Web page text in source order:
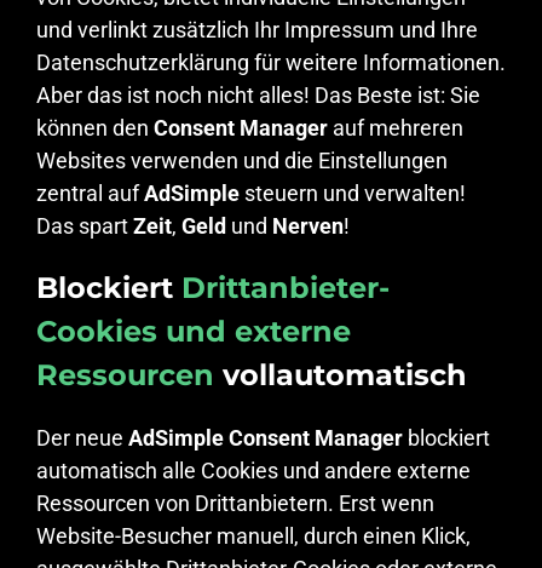
und verlinkt zusätzlich Ihr Impressum und Ihre
Datenschutzerklärung für weitere Informationen.
Aber das ist noch nicht alles! Das Beste ist: Sie
können den Consent Manager auf mehreren
Websites verwenden und die Einstellungen
zentral aufAdSimple steuern und verwalten!
Das spartZeit, Geld und Nerven!
Blockiert Drittanbieter-
Cookies und externe
Ressourcen vollautomatisch
Der neue AdSimple Consent Manager blockiert
automatisch alle Cookies und andere externe
Ressourcen von Drittanbietern. Erst wenn
Website-Besucher manuell, durch einen Klick,